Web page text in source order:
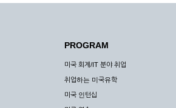
PROGRAM
미국 회계/IT 분야 취업
취업하는 미국유학
미국 인턴십